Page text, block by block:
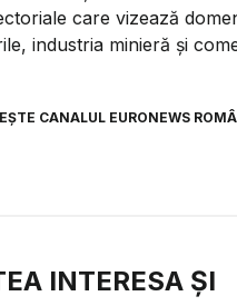
care vizează
industria minieră și
CANALUL EURONEWS
INTERESA ȘI